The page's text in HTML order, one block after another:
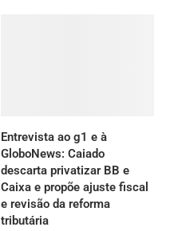
Entrevista ao g1 e à
GloboNews: Caiado
descarta privatizar BB e
Caixa e propõe ajuste fiscal
e revisão da reforma
tributária